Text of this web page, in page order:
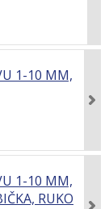
1-10 MM,
1-10 MM,
RUKO